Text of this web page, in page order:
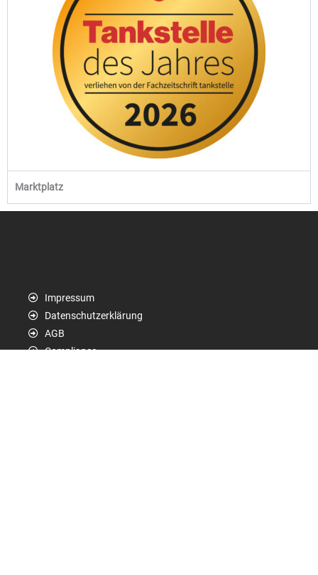
Marktplatz
Impressum
Datenschutzerklärung
AGB
Compliance